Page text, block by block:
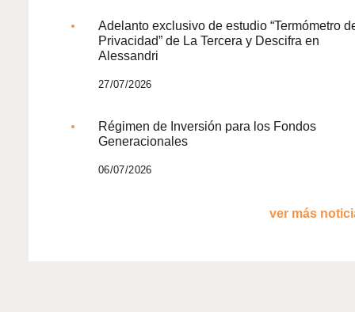
Adelanto exclusivo de estudio “Termómetro
Privacidad” de La Tercera y Descifra en
Alessandri
27/07/2026
Régimen de Inversión para los Fondos
Generacionales
06/07/2026
ver más